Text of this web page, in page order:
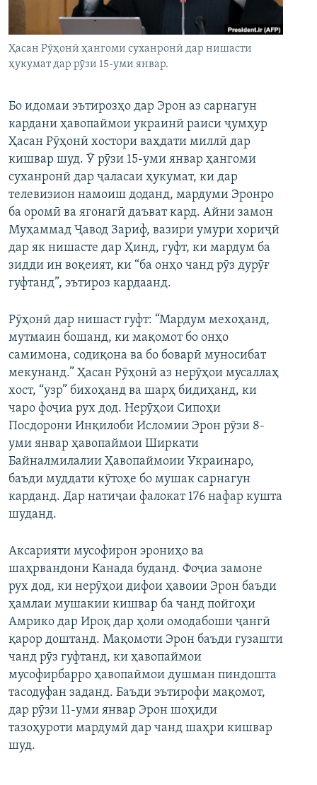
ГУЗОРИШҲОИ РАДИОӢ
ПАЙГИРӢ КУНЕД
Ҳамаи сомонаҳои RFE/RL
Ҳасан Рӯҳонӣ ҳангоми суханронӣ дар нишасти
ҳукумат дар рӯзи 15-уми январ.
Бо идомаи эътирозҳо дар Эрон аз сарнагун
кардани ҳавопаймои украинӣ раиси ҷумҳур
Ҳасан Рӯҳонӣ хостори ваҳдати миллӣ дар
кишвар шуд. Ӯ рӯзи 15-уми январ ҳангоми
суханронӣ дар ҷаласаи ҳукумат, ки дар
телевизион намоиш доданд, мардуми Эронро
ба оромӣ ва ягонагӣ даъват кард. Айни замон
Муҳаммад Ҷавод Зариф, вазири умури хориҷӣ
дар як нишасте дар Ҳинд, гуфт, ки мардум ба
зидди ин воқеият, ки “ба онҳо чанд рӯз дурӯғ
гуфтанд”, эътироз кардаанд.
Рӯҳонӣ дар нишаст гуфт: “Мардум мехоҳанд,
мутмаин бошанд, ки мақомот бо онҳо
самимона, содиқона ва бо боварӣ муносибат
мекунанд.” Ҳасан Рӯҳонӣ аз нерӯҳои мусаллаҳ
хост, “узр” бихоҳанд ва шарҳ бидиҳанд, ки
чаро фоҷиа рух дод. Нерӯҳои Сипоҳи
Посдорони Инқилоби Исломии Эрон рӯзи 8-
уми январ ҳавопаймои Ширкати
Байналмилалии Ҳавопаймоии Украинаро,
баъди муддати кӯтоҳе бо мушак сарнагун
карданд. Дар натиҷаи фалокат 176 нафар кушта
шуданд.
Аксарияти мусофирон эрониҳо ва
шаҳрвандони Канада буданд. Фоҷиа замоне
рух дод, ки нерӯҳои дифои ҳавоии Эрон баъди
ҳамлаи мушакии кишвар ба чанд пойгоҳи
Амрико дар Ироқ дар ҳоли омодабоши ҷангӣ
қарор доштанд. Мақомоти Эрон баъди гузашти
чанд рӯз гуфтанд, ки ҳавопаймои
мусофирбарро ҳавопаймои душман пиндошта
тасодуфан заданд. Баъди эътирофи мақомот,
дар рӯзи 11-уми январ Эрон шоҳиди
тазоҳуроти мардумӣ дар чанд шаҳри кишвар
шуд.